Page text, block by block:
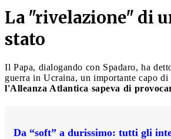
La "rivelazione" di
stato
Il Papa, dialogando con Spadaro, ha
guerra in Ucraina, un importante capo di
l'Alleanza Atlantica sapeva di
Da “soft” a durissimo: tutti gli